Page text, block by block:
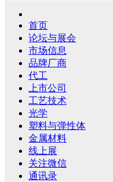
首页
论坛与展会
市场信息
品牌厂商
代工
上市公司
工艺技术
光学
塑料与弹性体
金属材料
线上展
关注微信
通讯录